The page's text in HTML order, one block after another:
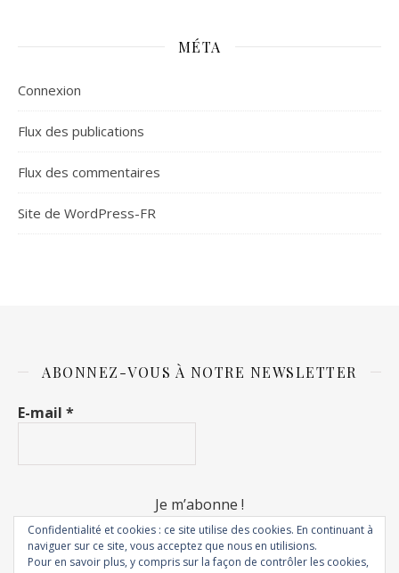
MÉTA
Connexion
Flux des publications
Flux des commentaires
Site de WordPress-FR
ABONNEZ-VOUS À NOTRE NEWSLETTER
E-mail *
Confidentialité et cookies : ce site utilise des cookies. En continuant à
naviguer sur ce site, vous acceptez que nous en utilisions.
Pour en savoir plus, y compris sur la façon de contrôler les cookies,